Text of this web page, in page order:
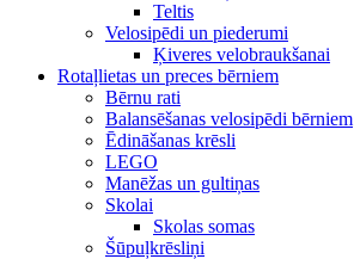
Teltis
Velosipēdi un piederumi
Ķiveres velobraukšanai
Rotaļlietas un preces bērniem
Bērnu rati
Balansēšanas velosipēdi bērniem
Ēdināšanas krēsli
LEGO
Manēžas un gultiņas
Skolai
Skolas somas
Šūpuļkrēsliņi